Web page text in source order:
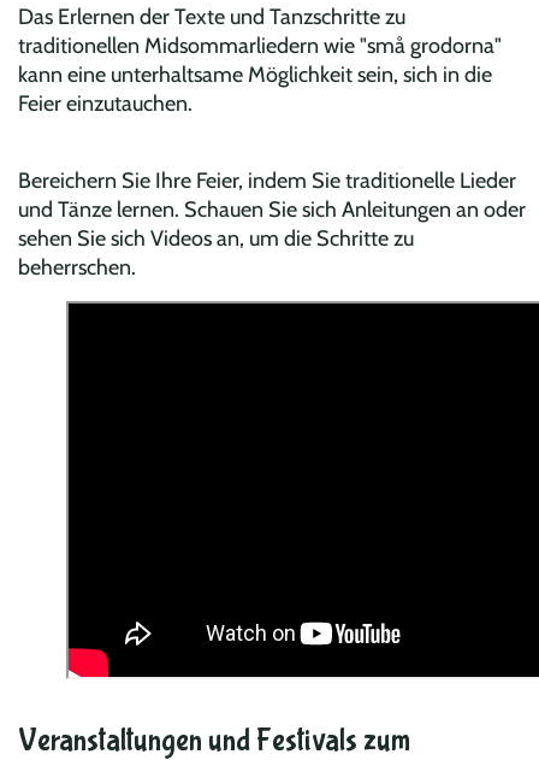
Das Erlernen der Texte und Tanzschritte zu
traditionellen Midsommarliedern wie "små grodorna"
kann eine unterhaltsame Möglichkeit sein, sich in die
Feier einzutauchen.
Bereichern Sie Ihre Feier, indem Sie traditionelle Lieder
und Tänze lernen. Schauen Sie sich Anleitungen an oder
sehen Sie sich Videos an, um die Schritte zu
beherrschen.
Veranstaltungen und Festivals zum